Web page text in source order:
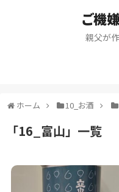
ご機
親父が
ホーム 10_お酒
「16_富山」 一覧